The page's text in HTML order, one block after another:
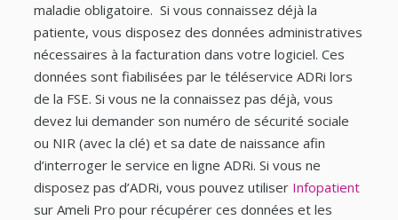
maladie obligatoire. Si vous connaissez déjà la
patiente, vous disposez des données administratives
nécessaires à la facturation dans votre logiciel. Ces
données sont fiabilisées par le téléservice ADRi lors
de la FSE. Si vous ne la connaissez pas déjà, vous
devez lui demander son numéro de sécurité sociale
ou NIR (avec la clé) et sa date de naissance afin
d’interroger le service en ligne ADRi. Si vous ne
disposez pas d’ADRi, vous pouvez utiliser Infopatient
sur Ameli Pro pour récupérer ces données et les